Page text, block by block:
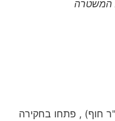
, פתחו בחקירה